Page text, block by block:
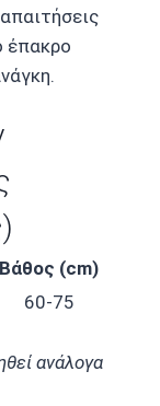
έπακρο
Βάθος (cm)
60-75
ανάλογα